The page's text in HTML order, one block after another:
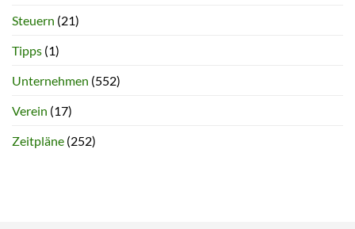
Steuern (21)
Tipps (1)
Unternehmen (552)
Verein (17)
Zeitpläne (252)